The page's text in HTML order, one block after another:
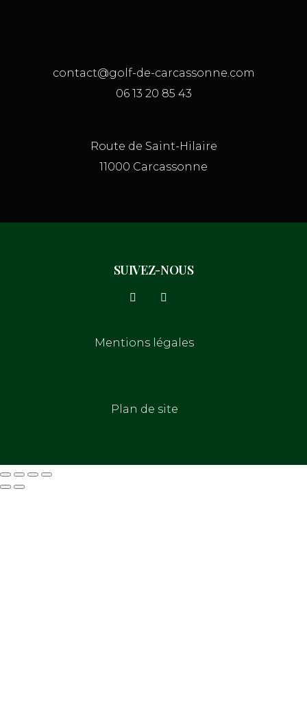
contact@golf-de-carcassonne.com
06 13 20 85 43
Route de Saint-Hilaire
11000 Carcassonne
SUIVEZ-NOUS
Mentions légales
Plan de site